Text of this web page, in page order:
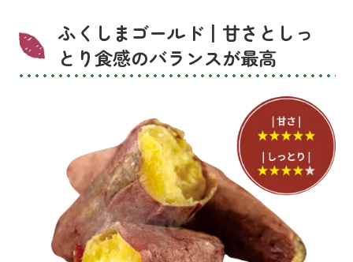
ふくしまゴールド丨甘さとしっ
とり食感のバランスが最高